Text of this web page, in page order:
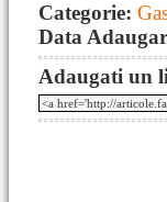
Categorie:
Data
Adaugati un